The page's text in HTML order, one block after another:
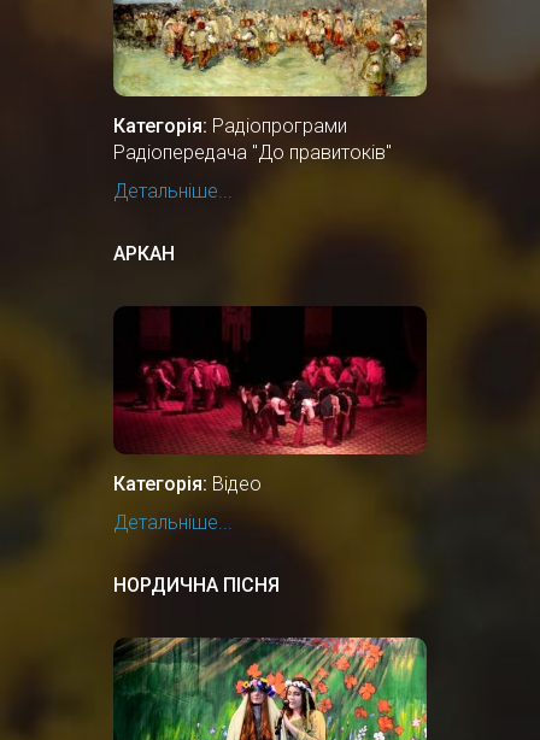
Категорія: Радіопрограми
Радіопередача "До правитоків"
Детальніше...
АРКАН
Категорія: Відео
Детальніше...
НОРДИЧНА ПІСНЯ